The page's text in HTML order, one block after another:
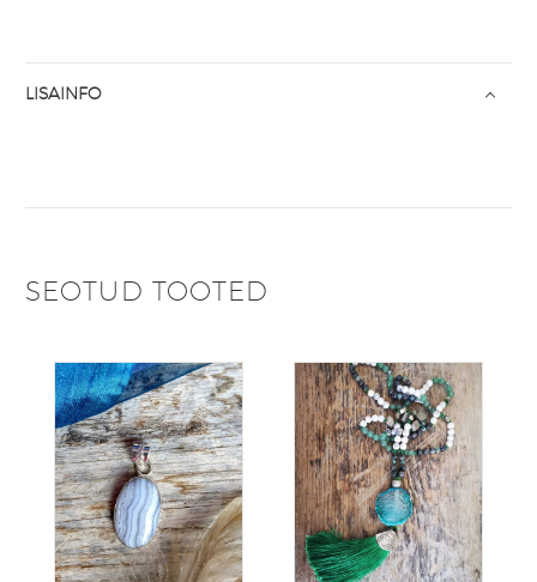
LISAINFO
SEOTUD TOOTED